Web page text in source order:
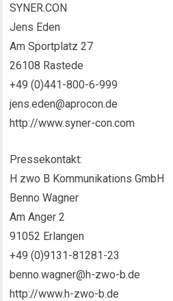
SYNER.CON
Jens Eden
Am Sportplatz 27
26108 Rastede
+49 (0)441-800-6-999
jens.eden@aprocon.de
http://www.syner-con.com
Pressekontakt:
H zwo B Kommunikations GmbH
Benno Wagner
Am Anger 2
91052 Erlangen
+49 (0)9131-81281-23
benno.wagner@h-zwo-b.de
http://www.h-zwo-b.de